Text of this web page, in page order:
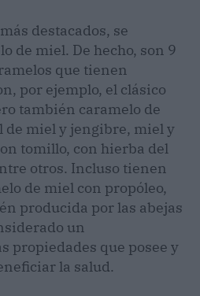
destacados, se
de miel. De hecho, son 9
que tienen
por ejemplo, el clásico
también caramelo de
de miel y jengibre, miel y
tomillo, con hierba del
otros. Incluso tienen
de miel con propóleo,
producida por las abejas
un
propiedades que posee y
la salud.